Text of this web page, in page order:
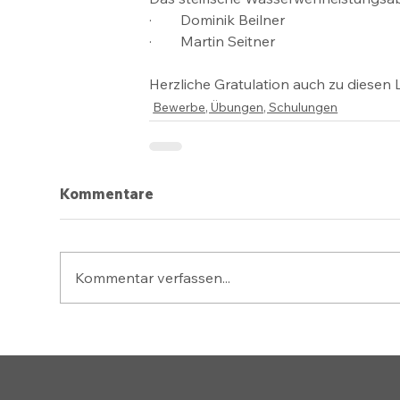
·        Dominik Beilner
·        Martin Seitner
Herzliche Gratulation auch zu diesen
Bewerbe, Übungen, Schulungen
Kommentare
Kommentar verfassen...